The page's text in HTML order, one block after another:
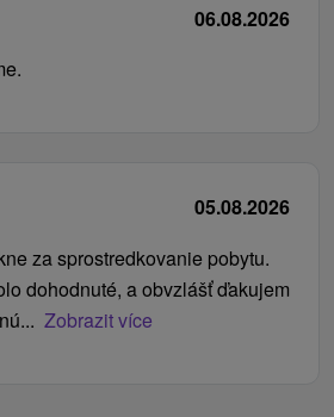
06.08.2026
05.08.2026
za sprostredkovanie pobytu.
dohodnuté, a obvzlášť ďakujem
Zobrazit více